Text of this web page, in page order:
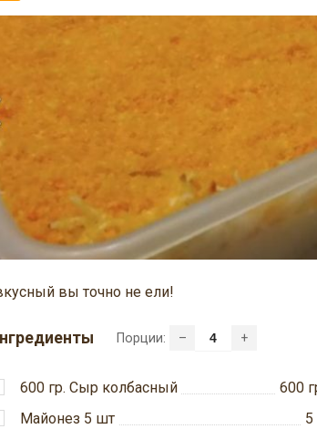
вы точно не ели!
Порции: – +
600 гр. Сыp колбасный 600
Майонез 5 шт
5